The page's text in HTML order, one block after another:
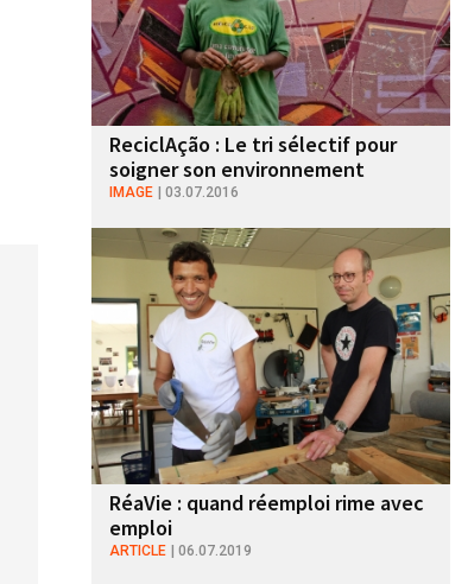
ReciclAção : Le tri sélectif pour
soigner son environnement
IMAGE 03.07.2016
RéaVie : quand réemploi rime avec
emploi
ARTICLE 06.07.2019